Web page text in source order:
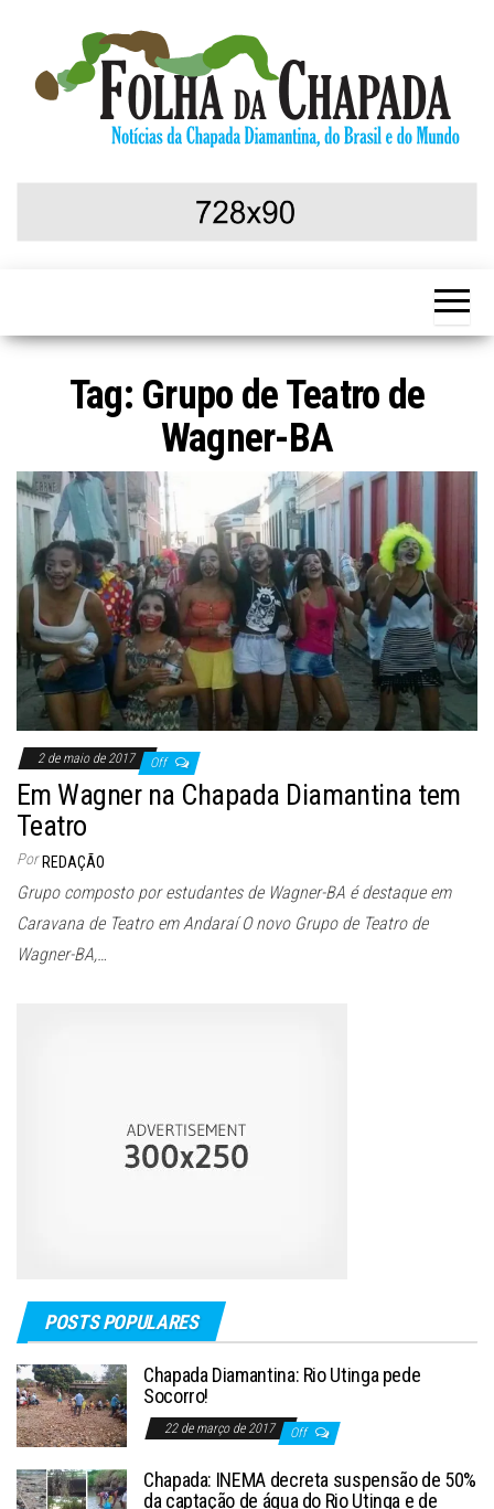
content
Folha da
Chapada
Notícias da
Chapada
Diamantina,
do Brasil e
Tag: Grupo de Teatro de
Wagner-BA
2 de maio de 2017 Off
Em Wagner na Chapada Diamantina tem
Teatro
Por REDAÇÃO
Grupo composto por estudantes de Wagner-BA é destaque em
Caravana de Teatro em Andaraí O novo Grupo de Teatro de
Wagner-BA,…
POSTS POPULARES
Chapada Diamantina: Rio Utinga pede
Socorro!
22 de março de 2017 Off
Chapada: INEMA decreta suspensão de 50%
da captação de água do Rio Utinga e de